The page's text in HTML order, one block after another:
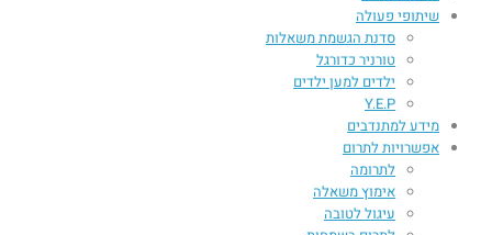
שיתופי פעולה
סדנת הגשמת משאלות
טורניר כדורגל
ילדים למען ילדים
Y.E.P
מידע למתנדבים
אפשרויות לתרום
לתרומה
אימוץ משאלה
עיגול לטובה